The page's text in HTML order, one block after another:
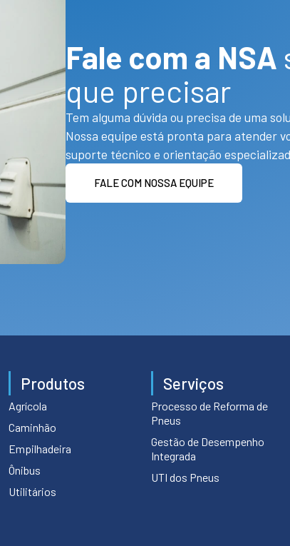
Fale com a NSA
que precisar
Tem alguma dúvida ou precisa de uma
Nossa equipe está pronta para atender
suporte técnico e orientação
FALE COM NOSSA EQUIPE
Produtos
Agrícola
Caminhão
Empilhadeira
Ônibus
Utilitários
Serviços
Processo de Reforma de
Pneus
Gestão de Desempenho
Integrada
UTI dos Pneus